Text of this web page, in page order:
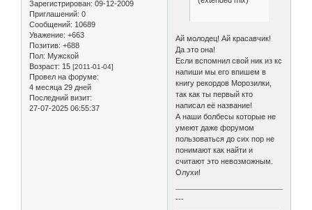
Зарегистрирован: 09-12-2009
Приглашений: 0
Сообщений: 10689
Уважение: +663
Позитив: +688
Пол: Мужской
Возраст: 15 [2011-01-04]
Провел на форуме:
4 месяца 29 дней
Последний визит:
27-07-2025 06:55:37
Ай молодец! Ай красавчик!
Да это она!
Если вспомнил свой ник из кс
напиши мы его впишем в
книгу рекордов Морозилки,
так как ты первый кто
написал её название!
А наши болбесы которые не
умеют даже форумом
пользоваться до сих пор не
понимают как найти и
считают это невозможным.
Олухи!
---